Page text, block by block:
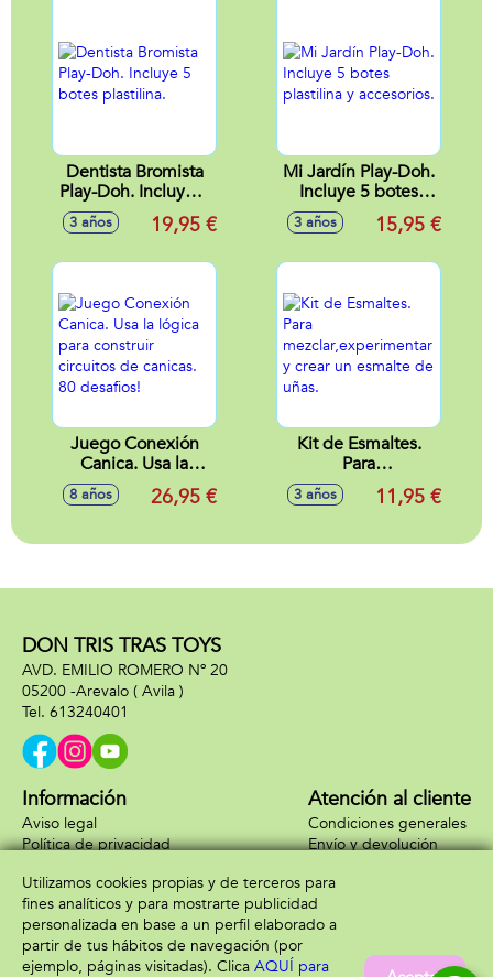
Dentista Bromista
Play-Doh. Incluye 5
botes plastilina.
3 años 19,95 €
Mi Jardín Play-Doh.
Incluye 5 botes
plastilina y
accesorios.
3 años 15,95 €
Juego Conexión
Canica. Usa la
lógica para
construir circuitos
desafios!
8 años 26,95 €
Kit de Esmaltes.
Para
mezclar,experimentar
y crear un esmalte
3 años 11,95 €
DON TRIS TRAS TOYS
AVD. EMILIO ROMERO Nº 20
05200 -Arevalo ( Avila )
613240401
Información
Aviso legal
Política de privacidad
Atención al cliente
Condiciones generales
Envío y devolución
Formas de pago
Utilizamos cookies propias y de terceros para
fines analíticos y para mostrarte publicidad
personalizada en base a un perfil elaborado a
partir de tus hábitos de navegación (por
ejemplo, páginas visitadas). Clica AQUÍ para